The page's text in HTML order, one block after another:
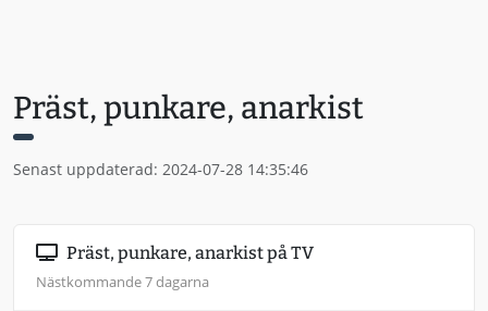
Präst, punkare, anarkist
Senast uppdaterad: 2024-07-28 14:35:46
Präst, punkare, anarkist på TV
Nästkommande 7 dagarna